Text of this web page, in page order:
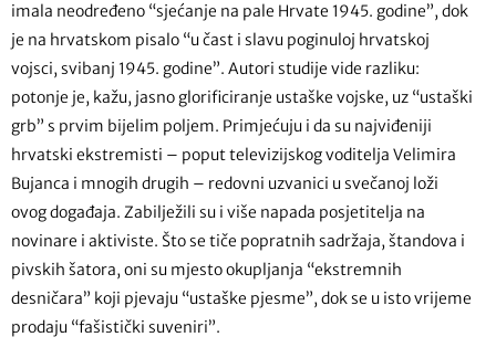
imala neodređeno “sjećanje na pale Hrvate 1945. godine”, dok
je na hrvatskom pisalo “u čast i slavu poginuloj hrvatskoj
vojsci, svibanj 1945. godine”. Autori studije vide razliku:
potonje je, kažu, jasno glorificiranje ustaške vojske, uz “ustaški
grb” s prvim bijelim poljem. Primjećuju i da su najviđeniji
hrvatski ekstremisti – poput televizijskog voditelja Velimira
Bujanca i mnogih drugih – redovni uzvanici u svečanoj loži
ovog događaja. Zabilježili su i više napada posjetitelja na
novinare i aktiviste. Što se tiče popratnih sadržaja, štandova i
pivskih šatora, oni su mjesto okupljanja “ekstremnih
desničara” koji pjevaju “ustaške pjesme”, dok se u isto vrijeme
prodaju “fašistički suveniri”.